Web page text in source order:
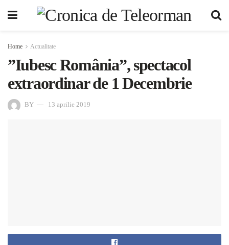
Home Actualitate
”Iubesc România”, spectacol
extraordinar de 1 Decembrie
BY 13 aprilie 2019